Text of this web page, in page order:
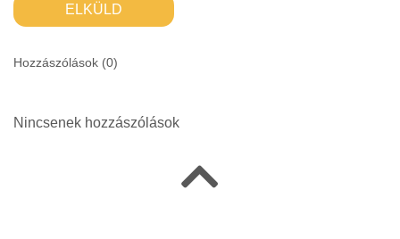
ELKÜLD
Hozzászólások (0)
Nincsenek hozzászólások